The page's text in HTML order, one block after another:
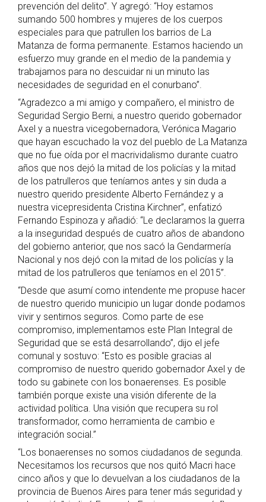
prevención del delito”. Y agregó: “Hoy estamos
sumando 500 hombres y mujeres de los cuerpos
especiales para que patrullen los barrios de La
Matanza de forma permanente. Estamos haciendo un
esfuerzo muy grande en el medio de la pandemia y
trabajamos para no descuidar ni un minuto las
necesidades de seguridad en el conurbano”.
“Agradezco a mi amigo y compañero, el ministro de
Seguridad Sergio Berni, a nuestro querido gobernador
Axel y a nuestra vicegobernadora, Verónica Magario
que hayan escuchado la voz del pueblo de La Matanza
que no fue oída por el macrividalismo durante cuatro
años que nos dejó la mitad de los policías y la mitad
de los patrulleros que teníamos antes y sin duda a
nuestro querido presidente Alberto Fernández y a
nuestra vicepresidenta Cristina Kirchner”, enfatizó
Fernando Espinoza y añadió: “Le declaramos la guerra
a la inseguridad después de cuatro años de abandono
del gobierno anterior, que nos sacó la Gendarmería
Nacional y nos dejó con la mitad de los policías y la
mitad de los patrulleros que teníamos en el 2015”.
“Desde que asumí como intendente me propuse hacer
de nuestro querido municipio un lugar donde podamos
vivir y sentirnos seguros. Como parte de ese
compromiso, implementamos este Plan Integral de
Seguridad que se está desarrollando”, dijo el jefe
comunal y sostuvo: “Esto es posible gracias al
compromiso de nuestro querido gobernador Axel y de
todo su gabinete con los bonaerenses. Es posible
también porque existe una visión diferente de la
actividad política. Una visión que recupera su rol
transformador, como herramienta de cambio e
integración social.”
“Los bonaerenses no somos ciudadanos de segunda.
Necesitamos los recursos que nos quitó Macri hace
cinco años y que lo devuelvan a los ciudadanos de la
provincia de Buenos Aires para tener más seguridad y